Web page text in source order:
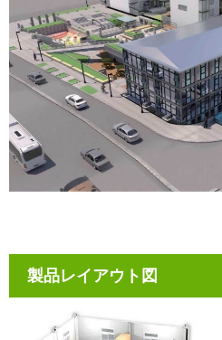
製品レイアウト図